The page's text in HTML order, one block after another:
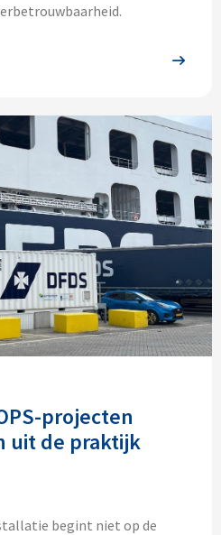
projecten
uit de praktijk
begint niet op de